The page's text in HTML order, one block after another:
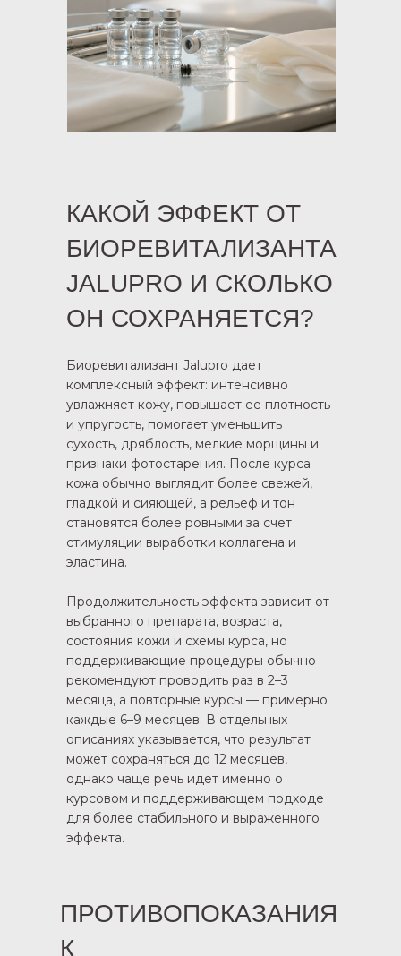
КАКОЙ ЭФФЕКТ ОТ
БИОРЕВИТАЛИЗАНТА
JALUPRO И СКОЛЬКО
ОН СОХРАНЯЕТСЯ?
Биоревитализант Jalupro дает
комплексный эффект: интенсивно
увлажняет кожу, повышает ее плотность
и упругость, помогает уменьшить
сухость, дряблость, мелкие морщины и
признаки фотостарения. После курса
кожа обычно выглядит более свежей,
гладкой и сияющей, а рельеф и тон
становятся более ровными за счет
стимуляции выработки коллагена и
эластина.
Продолжительность эффекта зависит от
выбранного препарата, возраста,
состояния кожи и схемы курса, но
поддерживающие процедуры обычно
рекомендуют проводить раз в 2–3
месяца, а повторные курсы — примерно
каждые 6–9 месяцев. В отдельных
описаниях указывается, что результат
может сохраняться до 12 месяцев,
однако чаще речь идет именно о
курсовом и поддерживающем подходе
для более стабильного и выраженного
эффекта.
ПРОТИВОПОКАЗАНИЯ
К